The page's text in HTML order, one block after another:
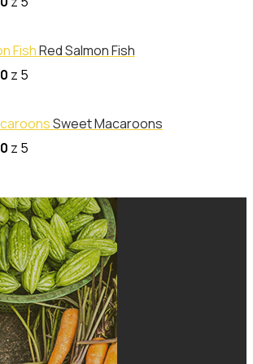
Red Salmon Fish
0 z 5
Sweet Macaroons
0 z 5